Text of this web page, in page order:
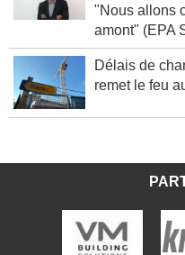
"Nous allons
amont" (EPA
Délais de
remet le feu